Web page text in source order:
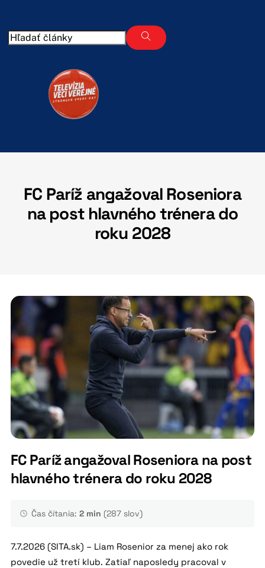
content
FC Paríž angažoval Roseniora
na post hlavného trénera do
roku 2028
FC Paríž angažoval Roseniora na post
hlavného trénera do roku 2028
Čas čítania: 2 min (287 slov)
7.7.2026 (SITA.sk) – Liam Rosenior za menej ako rok
povedie už tretí klub. Zatiaľ naposledy pracoval v